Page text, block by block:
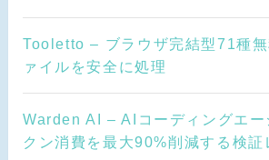
Tooletto – ブラウザ完結型71種無
ァイルを安全に処理
Warden AI – AIコーディングエー
クン消費を最大90%削減する検証